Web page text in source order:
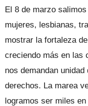
El 8 de marzo
mujeres, lesbianas,
mostrar la fortaleza
creciendo más en las
nos demandan
derechos. La marea
logramos ser miles